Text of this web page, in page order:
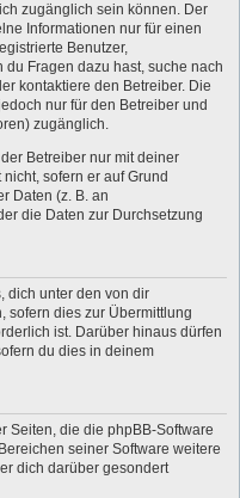
zugänglich sein können. Der
Informationen nur für einen
Benutzer,
Fragen dazu hast, suche nach
kontaktiere den Betreiber. Die
nur für den Betreiber und
zugänglich.
Betreiber nur mit deiner
sofern er auf Grund
Daten (z. B. an
die Daten zur Durchsetzung
dich unter den von dir
sofern dies zur Übermittlung
ist. Darüber hinaus dürfen
du dies in deinem
Seiten, die die phpBB-Software
seiner Software weitere
dich darüber gesondert